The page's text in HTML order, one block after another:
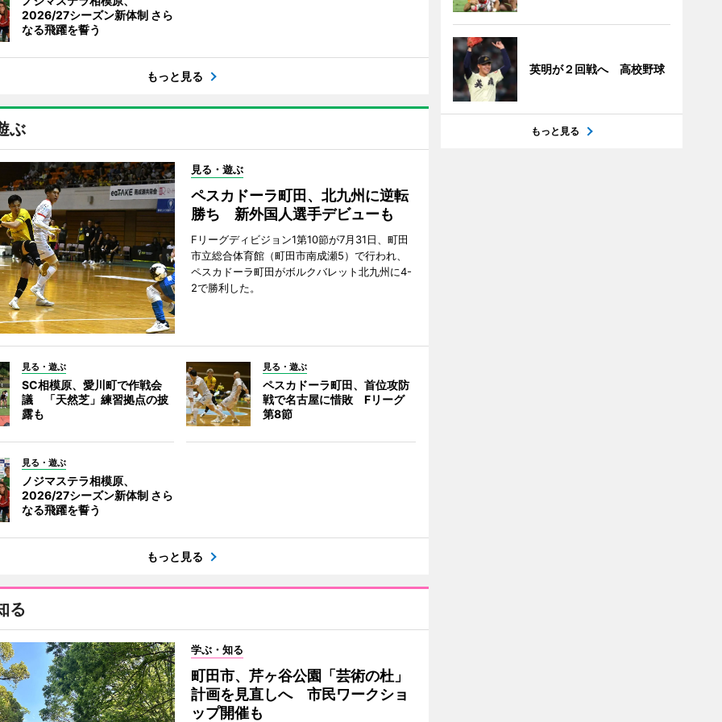
2026/27シーズン新体制 さら
なる飛躍を誓う
もっと見る
ぶ
見る・遊ぶ
ペスカドーラ町田、北九州に逆転
勝ち 新外国人選手デビューも
Fリーグディビジョン1第10節が7月31日、町田
市立総合体育館（町田市南成瀬5）で行われ、
ペスカドーラ町田がボルクバレット北九州に4-
2で勝利した。
見る・遊ぶ
SC相模原、愛川町で作戦会
議 「天然芝」練習拠点の披
露も
見る・遊ぶ
ペスカドーラ町田、首位攻防
戦で名古屋に惜敗 Fリーグ
第8節
見る・遊ぶ
ノジマステラ相模原、
2026/27シーズン新体制 さら
なる飛躍を誓う
もっと見る
る
学ぶ・知る
町田市、芹ヶ谷公園「芸術の杜」
計画を見直しへ 市民ワークショ
ップ開催も
英明が２回戦へ 高校野球
もっと見る